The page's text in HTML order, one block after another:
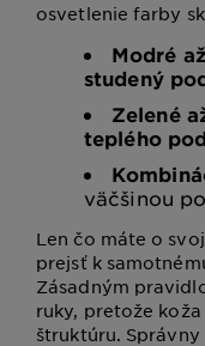
osvetlenie farby
Modré
studený
Zelené
teplého
väčšinou
Len čo máte o
prejsť k
Zásadným
ruky, pretože
štruktúru.